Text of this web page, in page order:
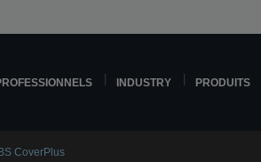
INDUSTRY PRODUITS
CoverPlus